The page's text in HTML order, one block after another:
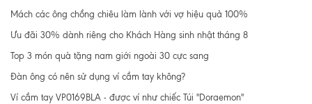
Mách các ông chồng chiêu làm lành với vợ hiệu quả 100%
Ưu đãi 30% dành riêng cho Khách Hàng sinh nhật tháng 8
Top 3 món quà tặng nam giới ngoài 30 cực sang
Đàn ông có nên sử dụng ví cầm tay không?
Ví cầm tay VP0169BLA - được ví như chiếc Túi "Doraemon"